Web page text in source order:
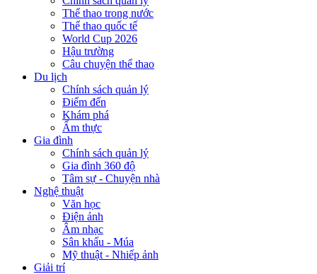
Thể thao trong nước
Thể thao quốc tế
World Cup 2026
Hậu trường
Câu chuyện thể thao
Du lịch
Chính sách quản lý
Điểm đến
Khám phá
Ẩm thực
Gia đình
Chính sách quản lý
Gia đình 360 độ
Tâm sự - Chuyện nhà
Nghệ thuật
Văn học
Điện ảnh
Âm nhạc
Sân khấu - Múa
Mỹ thuật - Nhiếp ảnh
Giải trí